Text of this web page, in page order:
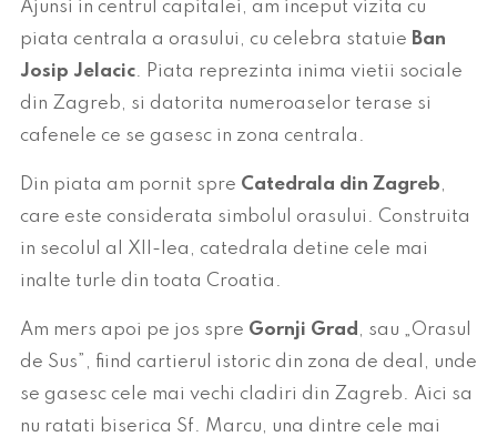
Ajunsi in centrul capitalei, am inceput vizita cu
piata centrala a orasului, cu celebra statuie Ban
Josip Jelacic. Piata reprezinta inima vietii sociale
din Zagreb, si datorita numeroaselor terase si
cafenele ce se gasesc in zona centrala.
Din piata am pornit spre Catedrala din Zagreb,
care este considerata simbolul orasului. Construita
in secolul al XII-lea, catedrala detine cele mai
inalte turle din toata Croatia.
Am mers apoi pe jos spre Gornji Grad , sau „Orasul
de Sus”, fiind cartierul istoric din zona de deal, unde
se gasesc cele mai vechi cladiri din Zagreb. Aici sa
nu ratati biserica Sf. Marcu, una dintre cele mai